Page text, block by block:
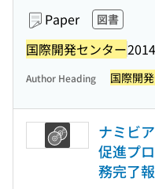
Paper 図書
国際開発センター
Author Heading 国際開
ナミビ
促進プ
務完了